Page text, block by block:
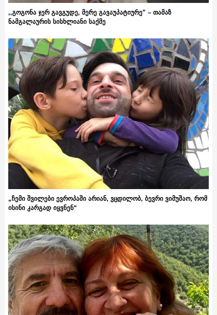
,,გოგონა ჯერ გავგუდე, მერე გავაუპატიურე” – თამაზ
ნამგალაურის სისხლიანი საქმე
„ჩემი შვილები ევროპაში არიან, ვცდილობ, ბევრი ვიმუშაო, რომ
ისინი კარგად იყვნენ“